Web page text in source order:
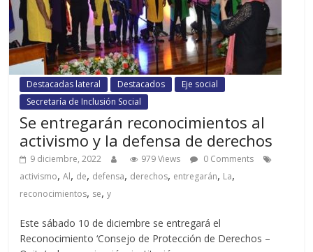
Destacadas lateral Destacados
Eje social
Secretaría de Inclusión Social
Se entregarán reconocimientos al
activismo y la defensa de derechos
9 diciembre, 2022 979 Views
0 Comments
activismo,Al, de, defensa, derechos, entregarán, La,
reconocimientos, se,y
Este sábado 10 de diciembre se entregará el
Reconocimiento ‘Consejo de Protección de Derechos –